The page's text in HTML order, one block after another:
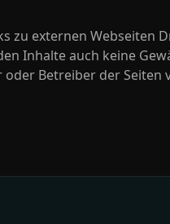
zu externen Webseiten
Inhalte auch keine
Betreiber der Seiten